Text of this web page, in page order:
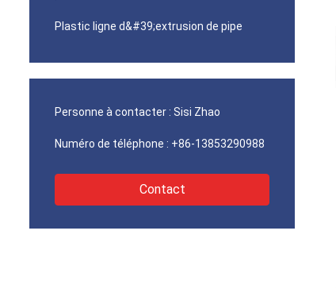
Plastic ligne d&#39;extrusion de pipe
Personne à contacter : Sisi Zhao
Numéro de téléphone : +86-13853290988
Contact